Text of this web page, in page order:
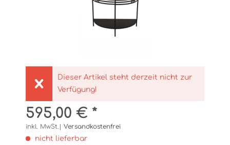
Dieser Artikel steht derzeit nicht zur
Verfügung!
595,00 € *
inkl. MwSt.| Versandkostenfrei
nicht lieferbar